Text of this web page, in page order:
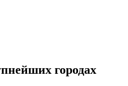
городах